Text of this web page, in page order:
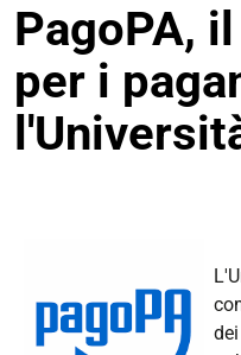
PagoPA,
per i